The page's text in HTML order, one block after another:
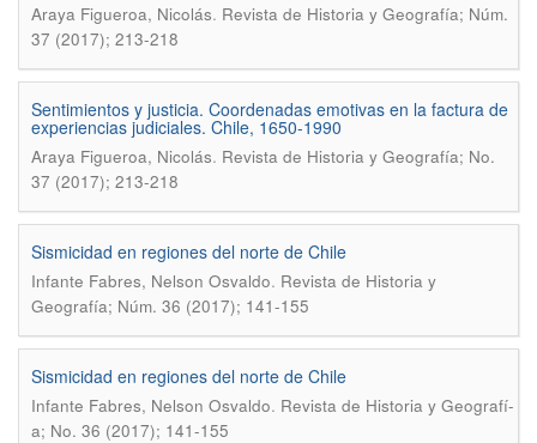
Araya Figueroa, Nicolás. Revista de Historia y Geografía; Núm.
37 (2017); 213-218
Sentimientos y justicia. Coordenadas emotivas en la factura de
experiencias judiciales. Chile, 1650-1990
Araya Figueroa, Nicolás. Revista de Historia y Geografí­a; No.
37 (2017); 213-218
Sismicidad en regiones del norte de Chile
Infante Fabres, Nelson Osvaldo. Revista de Historia y
Geografía; Núm. 36 (2017); 141-155
Sismicidad en regiones del norte de Chile
Infante Fabres, Nelson Osvaldo. Revista de Historia y Geografí­
a; No. 36 (2017); 141-155